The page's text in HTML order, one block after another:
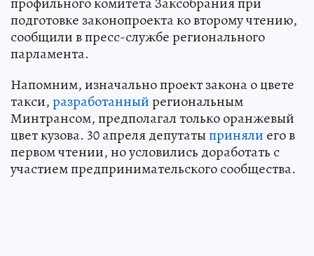
подготовке законопроекта ко второму чтению,
сообщили в пресс-службе регионального
парламента.
Напомним, изначально проект закона о цвете
такси,разработанныйрегиональным
Минтрансом, предполагал только оранжевый
цвет кузова. 30 апреля депутатыприняли его в
первом чтении, но условились доработать с
участием предпринимательского сообщества.